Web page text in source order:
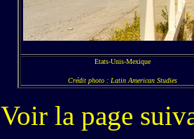
Etats-Unis-Mexique
Crédit photo : Latin American Studies
Voir la page